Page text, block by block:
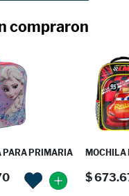
compraron
PARA PRIMARIA MOCHILA
$